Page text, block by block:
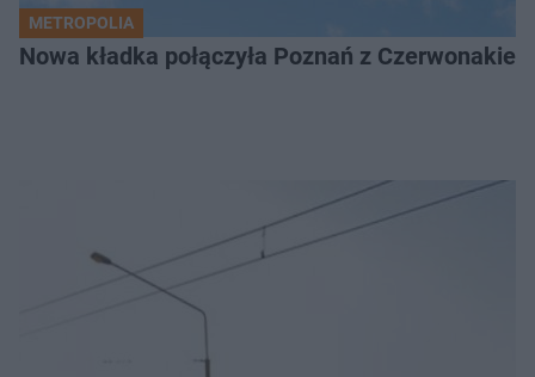
METROPOLIA
Nowa kładka połączyła Poznań z